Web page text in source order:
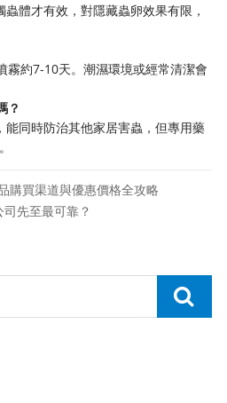
體才有效，對隱藏蟲卵效果有限，
霧約7-10天。潮濕環境或經常清潔會
？
能同時防治其他家居害蟲，但專用藥
購買渠道與優惠價格全攻略
先至最可靠？